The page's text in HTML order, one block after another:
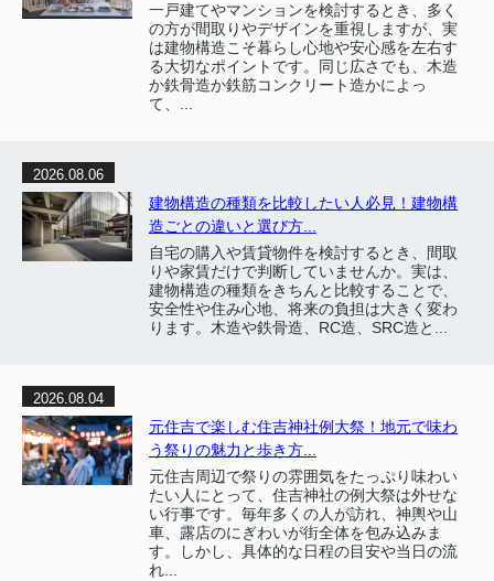
一戸建てやマンションを検討するとき、多く
の方が間取りやデザインを重視しますが、実
は建物構造こそ暮らし心地や安心感を左右す
る大切なポイントです。同じ広さでも、木造
か鉄骨造か鉄筋コンクリート造かによっ
て、...
2026.08.06
建物構造の種類を比較したい人必見！建物構
造ごとの違いと選び方...
自宅の購入や賃貸物件を検討するとき、間取
りや家賃だけで判断していませんか。実は、
建物構造の種類をきちんと比較することで、
安全性や住み心地、将来の負担は大きく変わ
ります。木造や鉄骨造、RC造、SRC造と...
2026.08.04
元住吉で楽しむ住吉神社例大祭！地元で味わ
う祭りの魅力と歩き方...
元住吉周辺で祭りの雰囲気をたっぷり味わい
たい人にとって、住吉神社の例大祭は外せな
い行事です。毎年多くの人が訪れ、神輿や山
車、露店のにぎわいが街全体を包み込みま
す。しかし、具体的な日程の目安や当日の流
れ...